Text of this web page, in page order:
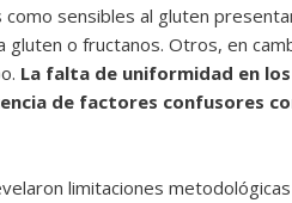
sensibles al gluten
gluten o fructanos. Otros, en
La falta de uniformidad en
de factores confusores
limitaciones